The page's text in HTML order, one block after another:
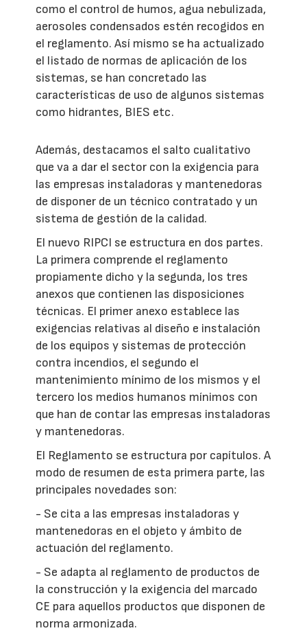
como el control de humos, agua nebulizada,
aerosoles condensados estén recogidos en
el reglamento. Así mismo se ha actualizado
el listado de normas de aplicación de los
sistemas, se han concretado las
características de uso de algunos sistemas
como hidrantes, BIES etc.
Además, destacamos el salto cualitativo
que va a dar el sector con la exigencia para
las empresas instaladoras y mantenedoras
de disponer de un técnico contratado y un
sistema de gestión de la calidad.
El nuevo RIPCI se estructura en dos partes.
La primera comprende el reglamento
propiamente dicho y la segunda, los tres
anexos que contienen las disposiciones
técnicas. El primer anexo establece las
exigencias relativas al diseño e instalación
de los equipos y sistemas de protección
contra incendios, el segundo el
mantenimiento mínimo de los mismos y el
tercero los medios humanos mínimos con
que han de contar las empresas instaladoras
y mantenedoras.
El Reglamento se estructura por capítulos. A
modo de resumen de esta primera parte, las
principales novedades son:
- Se cita a las empresas instaladoras y
mantenedoras en el objeto y ámbito de
actuación del reglamento.
- Se adapta al reglamento de productos de
la construcción y la exigencia del marcado
CE para aquellos productos que disponen de
norma armonizada.